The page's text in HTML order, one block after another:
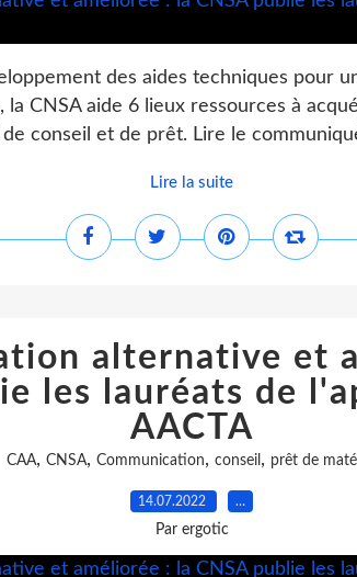
des aides techniques pour
CNSA aide 6 lieux ressources à
conseil et de prêt. Lire le
Lire la suite
alternative et
les lauréats de
AACTA
CAA, CNSA, Communication, conseil , prêt de
14.07.2022 …
Par ergotic